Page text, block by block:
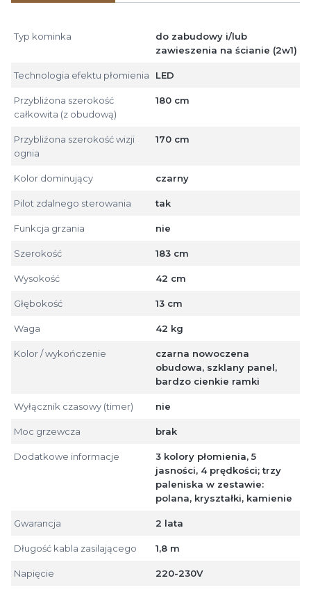
Typ kominka
do zabudowy i/lub
zawieszenia na ścianie (2w1)
Technologia efektu płomienia LED
Przybliżona szerokość
całkowita (z obudową)
180 cm
Przybliżona szerokość wizji
ognia
170 cm
Kolor dominujący czarny
Pilot zdalnego sterowania tak
Funkcja grzania nie
Szerokość 183 cm
Wysokość 42 cm
Głębokość 13 cm
Waga 42 kg
Kolor / wykończenie
czarna nowoczena
obudowa, szklany panel,
bardzo cienkie ramki
Wyłącznik czasowy (timer) nie
Moc grzewcza brak
Dodatkowe informacje
3 kolory płomienia, 5
jasności, 4 prędkości; trzy
paleniska w zestawie:
polana, kryształki, kamienie
Gwarancja 2 lata
Długość kabla zasilającego 1,8 m
Napięcie 220-230V